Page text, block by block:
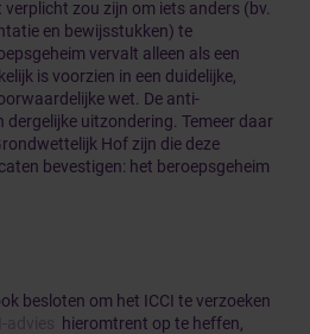
zou zijn om iets anders (bv.
en bewijsstukken) te
vervalt alleen als een
is voorzien in een duidelijke,
wet. De anti-
uitzondering. Temeer daar
Hof zijn die deze
bevestigen: het beroepsgeheim
besloten om het ICCI te verzoeken
advies hieromtrent op te heffen,